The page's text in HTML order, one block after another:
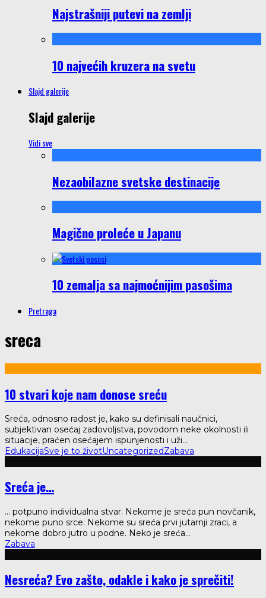
Najstrašniji putevi na zemlji
10 najvećih kruzera na svetu
Slajd galerije
Slajd galerije
Vidi sve
Nezaobilazne svetske destinacije
Magično proleće u Japanu
10 zemalja sa najmoćnijim pasošima
Pretraga
sreca
10 stvari koje nam donose sreću
Sreća, odnosno radost je, kako su definisali naučnici,
subjektivan osećaj zadovoljstva, povodom neke okolnosti ili
situacije, praćen osećajem ispunjenosti i uži...
EdukacijaSve je to životUncategorizedZabava
Sreća je…
... potpuno individualna stvar. Nekome je sreća pun novčanik,
nekome puno srce. Nekome su sreća prvi jutarnji zraci, a
nekome dobro jutro u podne. Neko je sreća...
Zabava
Nesreća? Evo zašto, odakle i kako je sprečiti!